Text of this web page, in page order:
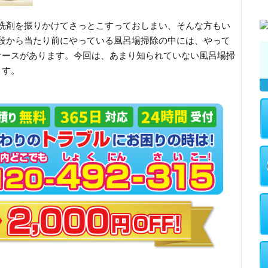
剤を振りかけてさっとこすっておしまい、そんな方もい
から当たり前にやっている風呂場掃除の中には、やって
スがあります。今回は、あまり知られていない風呂場掃
。